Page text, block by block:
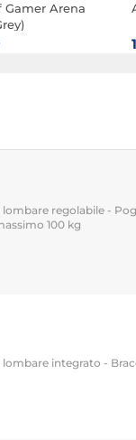
Gamer Arena
regolabile -
100 kg
integrato -